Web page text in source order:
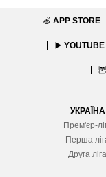
🍏 APP STORE
▶️ YOUTUBE
🦉
УКРАЇНА
Прем'єр-
Перша
Друга ліга